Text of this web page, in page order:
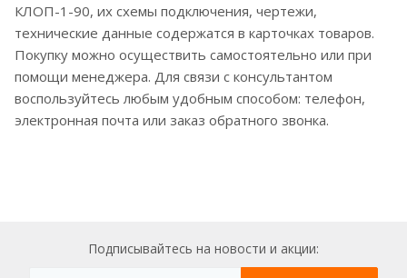
КЛОП-1-90, их схемы подключения, чертежи,
технические данные содержатся в карточках товаров.
Покупку можно осуществить самостоятельно или при
помощи менеджера. Для связи с консультантом
воспользуйтесь любым удобным способом: телефон,
электронная почта или заказ обратного звонка.
Подписывайтесь на новости и акции: